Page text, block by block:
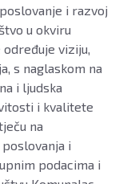
i razvoj
u okviru
viziju,
s naglaskom na
i ljudska
i kvalitete
na
i
podacima i